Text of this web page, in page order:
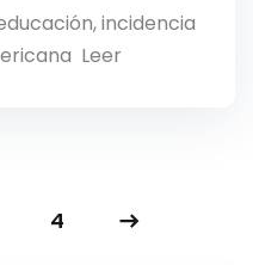
incidencia
Leer
4